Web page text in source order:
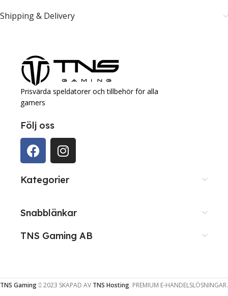
Shipping & Delivery
Prisvärda speldatorer och tillbehör för alla
gamers
Följ oss
Kategorier
Snabblänkar
TNS Gaming AB
TNS Gaming 2023 SKAPAD AV TNS Hosting. PREMIUM E-HANDELSLÖSNINGAR.